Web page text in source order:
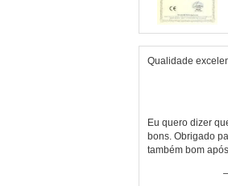
Qualidade
Eu quero dizer
bons. Obrigado
também bom